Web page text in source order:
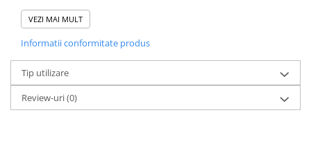
Diapazon
Set ORL/Oftalmo
Lampi examinare
Testare reflexe
Lampi cu infrarosu
Electroencefalografe
Nota:Imaginea produsului are caracter informativ, orientativ.
VEZI MAI MULT
Informatii conformitate produs
Tip utilizare
Review-uri(0)